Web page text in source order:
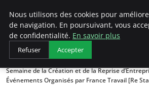
LECFCM
Accueil
Témoignages d'entrepreneurs
Semaine de la Création et de la Reprise
Événements Organisés par France Travail [Re
Nous utilisons des cookies pour
de navigation. En poursuivant, vous
de confidentialité. En savoir plus
Refuser Accepter